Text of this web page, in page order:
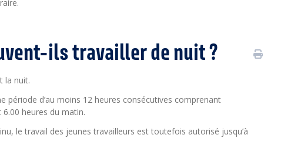
ils travailler de nuit ?
la nuit.
période d’au moins 12 heures consécutives comprenant
heures du matin.
le travail des jeunes travailleurs est toutefois autorisé jusqu’à